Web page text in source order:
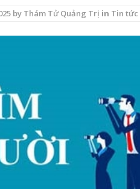
by Thám Tử Quảng Trị in Tin tức